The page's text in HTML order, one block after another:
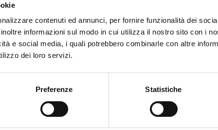
contenuti ed annunci, per fornire funzionalità dei
informazioni sul modo in cui utilizza il nostro sito con i
e social media, i quali potrebbero combinarle con altre
dei loro servizi.
Preferenze Statistiche
inII fascia delle graduatorie GPS per la specifica Classe
dovrannosostenere:
ai concorsi).
portato e che riguarda i docenti ITP.
che tutti i docenti ITP erano a conoscenza di dover